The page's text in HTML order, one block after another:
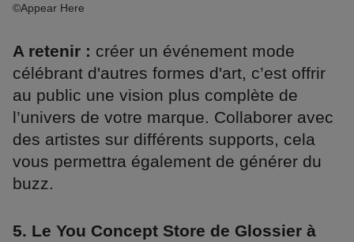
©Appear Here
A retenir : créer un événement mode
célébrant d'autres formes d'art, c’est offrir
au public une vision plus complète de
l’univers de votre marque. Collaborer avec
des artistes sur différents supports, cela
vous permettra également de générer du
buzz.
5. Le You Concept Store de Glossier à